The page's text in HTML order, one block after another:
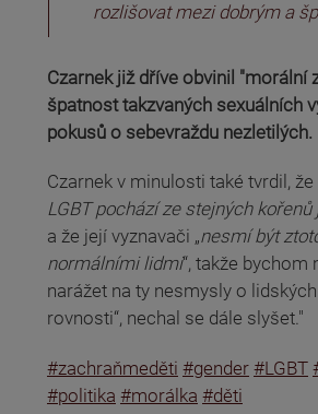
rozlišovat mezi dobrým a
Czarnek již dříve obvinil "morální
špatnost takzvaných sexuálních
pokusů o sebevraždu nezletilých.
Czarnek v minulosti také tvrdil, že
LGBT pochází ze stejných
a že její vyznavači „nesmí být
normálními lidmi“, takže bychom
narážet na ty nesmysly o
rovnosti“, nechal se dále slyšet."
#zachraňmeděti #gender #LGBT
#politika #morálka #děti